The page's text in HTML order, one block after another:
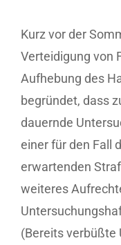
Kurz vor der
Verteidigung von
Aufhebung des
begründet, dass
dauernde
einer für den Fall
erwartenden
weiteres
(Bereits verbüßte